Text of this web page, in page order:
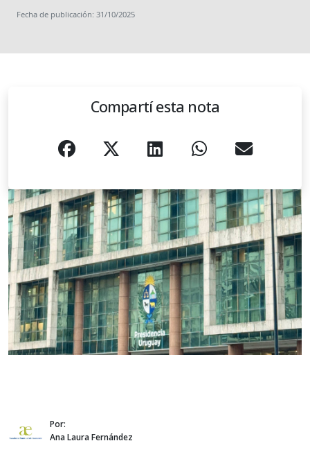
Fecha de publicación: 31/10/2025
Compartí esta nota
Por:
Ana Laura Fernández